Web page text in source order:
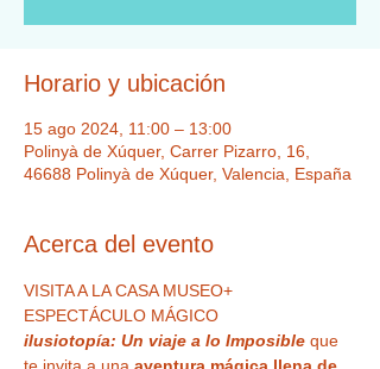
Horario y ubicación
15 ago 2024, 11:00 – 13:00
Polinyà de Xúquer, Carrer Pizarro, 16,
46688 Polinyà de Xúquer, Valencia, España
Acerca del evento
VISITA A LA CASA MUSEO+
ESPECTÁCULO MÁGICO
ilusiotopía: Un viaje a lo Imposible que